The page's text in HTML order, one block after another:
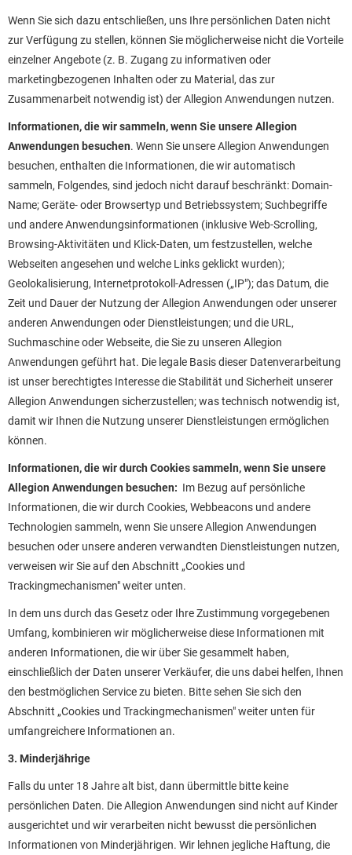
Wenn Sie sich dazu entschließen, uns Ihre persönlichen Daten nicht
zur Verfügung zu stellen, können Sie möglicherweise nicht die Vorteile
einzelner Angebote (z. B. Zugang zu informativen oder
marketingbezogenen Inhalten oder zu Material, das zur
Zusammenarbeit notwendig ist) der Allegion Anwendungen nutzen.
Informationen, die wir sammeln, wenn Sie unsere Allegion
Anwendungen besuchen. Wenn Sie unsere Allegion Anwendungen
besuchen, enthalten die Informationen, die wir automatisch
sammeln, Folgendes, sind jedoch nicht darauf beschränkt: Domain-
Name; Geräte- oder Browsertyp und Betriebssystem; Suchbegriffe
und andere Anwendungsinformationen (inklusive Web-Scrolling,
Browsing-Aktivitäten und Klick-Daten, um festzustellen, welche
Webseiten angesehen und welche Links geklickt wurden);
Geolokalisierung, Internetprotokoll-Adressen („IP"); das Datum, die
Zeit und Dauer der Nutzung der Allegion Anwendungen oder unserer
anderen Anwendungen oder Dienstleistungen; und die URL,
Suchmaschine oder Webseite, die Sie zu unseren Allegion
Anwendungen geführt hat. Die legale Basis dieser Datenverarbeitung
ist unser berechtigtes Interesse die Stabilität und Sicherheit unserer
Allegion Anwendungen sicherzustellen; was technisch notwendig ist,
damit wir Ihnen die Nutzung unserer Dienstleistungen ermöglichen
können.
Informationen, die wir durch Cookies sammeln, wenn Sie unsere
Allegion Anwendungen besuchen: Im Bezug auf persönliche
Informationen, die wir durch Cookies, Webbeacons und andere
Technologien sammeln, wenn Sie unsere Allegion Anwendungen
besuchen oder unsere anderen verwandten Dienstleistungen nutzen,
verweisen wir Sie auf den Abschnitt „Cookies und
Trackingmechanismen" weiter unten.
In dem uns durch das Gesetz oder Ihre Zustimmung vorgegebenen
Umfang, kombinieren wir möglicherweise diese Informationen mit
anderen Informationen, die wir über Sie gesammelt haben,
einschließlich der Daten unserer Verkäufer, die uns dabei helfen, Ihnen
den bestmöglichen Service zu bieten. Bitte sehen Sie sich den
Abschnitt „Cookies und Trackingmechanismen" weiter unten für
umfangreichere Informationen an.
3. Minderjährige
Falls du unter 18 Jahre alt bist, dann übermittle bitte keine
persönlichen Daten. Die Allegion Anwendungen sind nicht auf Kinder
ausgerichtet und wir verarbeiten nicht bewusst die persönlichen
Informationen von Minderjährigen. Wir lehnen jegliche Haftung, die